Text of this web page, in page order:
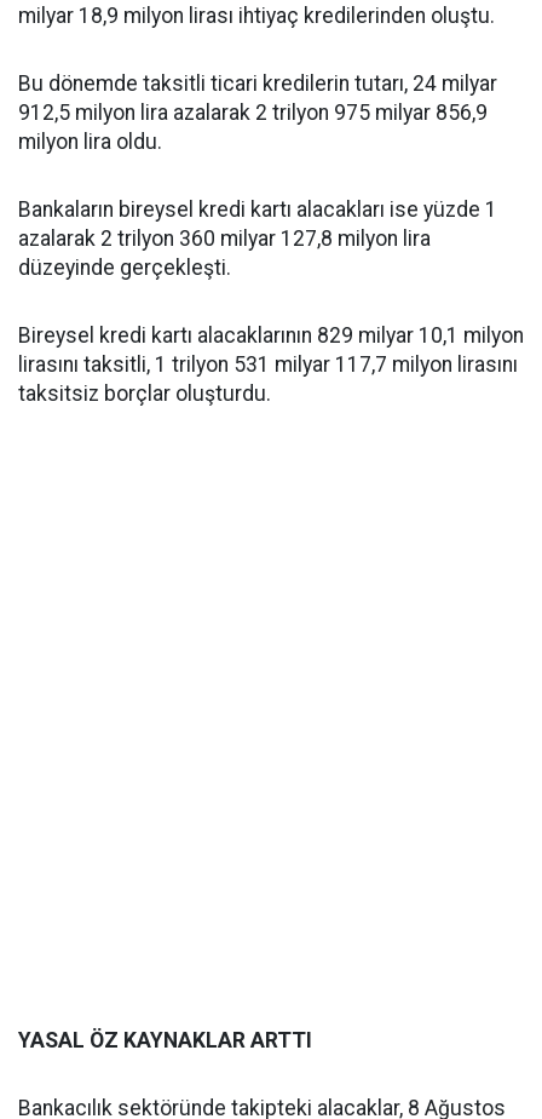
milyar 18,9 milyon lirası ihtiyaç kredilerinden oluştu.
Bu dönemde taksitli ticari kredilerin tutarı, 24 milyar
912,5 milyon lira azalarak 2 trilyon 975 milyar 856,9
milyon lira oldu.
Bankaların bireysel kredi kartı alacakları ise yüzde 1
azalarak 2 trilyon 360 milyar 127,8 milyon lira
düzeyinde gerçekleşti.
Bireysel kredi kartı alacaklarının 829 milyar 10,1 milyon
lirasını taksitli, 1 trilyon 531 milyar 117,7 milyon lirasını
taksitsiz borçlar oluşturdu.
YASAL ÖZ KAYNAKLAR ARTTI
Bankacılık sektöründe takipteki alacaklar, 8 Ağustos